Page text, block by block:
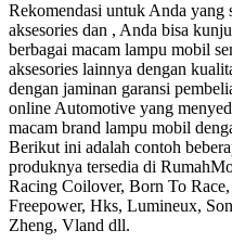
Rekomendasi untuk Anda yang
aksesories dan , Anda bisa
berbagai macam lampu mobil
aksesories lainnya dengan
dengan jaminan garansi
online Automotive yang
macam brand lampu mobil
Berikut ini adalah contoh
produknya tersedia di
Racing Coilover, Born To
Freepower, Hks, Lumineux,
Zheng, Vland dll.